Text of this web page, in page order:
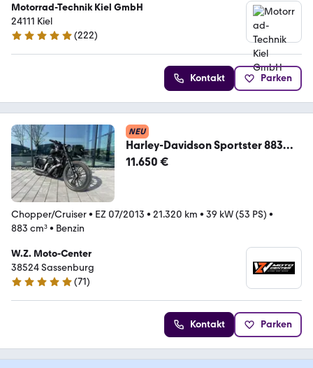
Motorrad-Technik Kiel GmbH
24111 Kiel
4.9 Sterne
(222)
Kontakt Parken
NEU
Harley-Davidson Sportster 883
iron 48 /CUSTOM TOP ZUSTAND
11.650 €
Chopper/Cruiser• EZ 07/2013 • 21.320 km • 39 kW (53 PS) •
883 cm³• Benzin
W.Z. Moto-Center
38524 Sassenburg
4.8 Sterne
(71)
Kontakt Parken